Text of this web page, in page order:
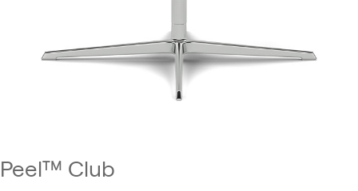
Peel™ Club